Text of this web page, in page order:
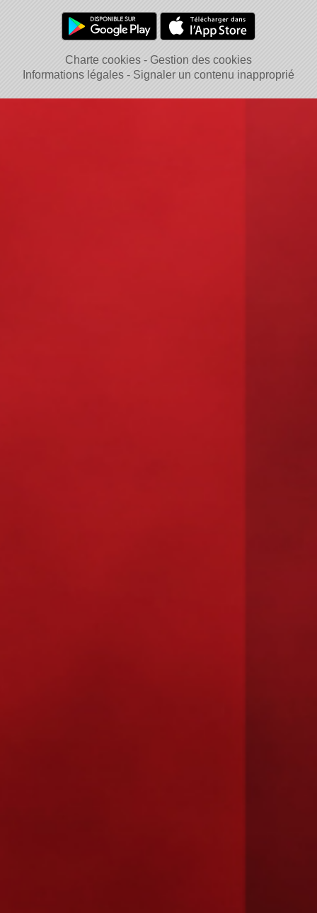
Charte cookies
Gestion des cookies
Informations légales
Signaler un contenu inapproprié